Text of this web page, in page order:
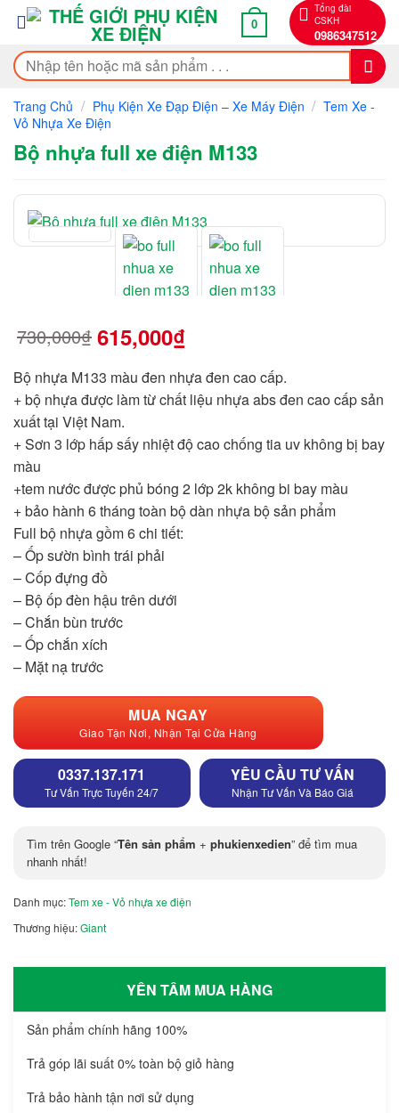
qua
nội
dung
0
Tổng đài
CSKH
0986347512
Tìm
kiếm:
Trang Chủ / Phụ Kiện Xe Đạp Điện – Xe Máy Điện / Tem Xe -
Vỏ Nhựa Xe Điện
Bộ nhựa full xe điện M133
730,000₫
Giá
730,000₫.
615,000₫
Giá
là:
615,000₫.
Bộ nhựa M133 màu đen nhựa đen cao cấp.
+ bộ nhựa được làm từ chất liệu nhựa abs đen cao cấp sản
xuất tại Việt Nam.
+ Sơn 3 lớp hấp sấy nhiệt độ cao chống tia uv không bị bay
màu
+tem nước được phủ bóng 2 lớp 2k không bi bay màu
+ bảo hành 6 tháng toàn bộ dàn nhựa bộ sản phẩm
Full bộ nhựa gồm 6 chi tiết:
– Ốp sườn bình trái phải
– Cốp đựng đồ
– Bộ ốp đèn hậu trên dưới
– Chắn bùn trước
– Ốp chắn xích
– Mặt nạ trước
MUA NGAY
Giao Tận Nơi, Nhận Tại Cửa Hàng
0337.137.171
Tư Vấn Trực Tuyến 24/7
YÊU CẦU TƯ VẤN
Nhận Tư Vấn Và Báo Giá
Tìm trên Google “Tên sản phẩm + phukienxedien” để tìm mua
nhanh nhất!
Danh mục:Tem xe - Vỏ nhựa xe điện
Thương hiệu:Giant
YÊN TÂM MUA HÀNG
Sản phẩm chính hãng 100%
Trả góp lãi suất 0% toàn bộ giỏ hàng
Trả bảo hành tận nơi sử dụng